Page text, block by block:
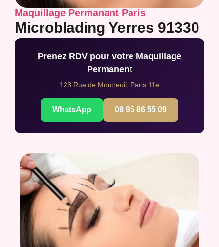
Maquillage Permanant Paris
Microblading Yerres 91330
Prenez RDV pour votre Maquillage
Permanent
123 Rue de Montreuil, Paris 11e
WhatsApp 06 95 86 55 09